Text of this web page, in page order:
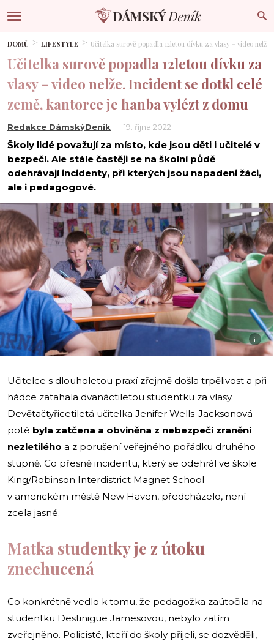
DOMŮ LIFESTYLE Učitelka surově popadla 12letou dívku za vlasy –⁠ video
Učitelka surově popadla 12letou dívku za
vlasy –⁠ video nelže. Incident se dotkl celé
země, kantorce je hanba vylézt z domu
Redakce DámskýDeník 19. října 2022
Školy lidé považují za místo, kde jsou děti i učitelé v
bezpečí. Ale stále častěji se na školní půdě
odehrávají incidenty, při kterých jsou napadeni žáci,
ale i pedagogové.
i
Učitelce s dlouholetou praxí zřejmě došla trpělivost a při
hádce zatahala dvanáctiletou studentku za vlasy.
Devětačtyřicetiletá učitelka Jenifer Wells-Jacksonová
poté byla zatčena a obviněna z nebezpečí zranění
nezletilého a z porušení veřejného pořádku druhého
stupně. Co přesně incidentu, který se odehrál ve škole
King/Robinson Interdistrict Magnet School
v americkém městě New Haven, předcházelo, není
zcela jasné.
Matka studentky je z útoku
znechucená
Co konkrétně vedlo k tomu, že pedagožka zaútočila na
studentku Destinigue Jamesovou, nebylo zatím
zveřejněno. Policisté, kteří do školy přijeli, se dozvěděli,